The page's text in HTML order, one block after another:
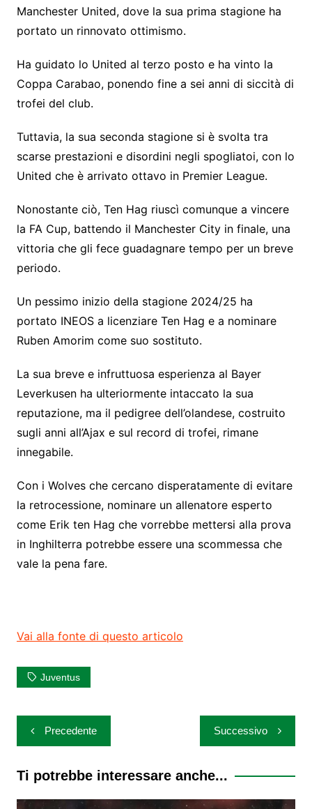
Manchester United, dove la sua prima stagione ha
portato un rinnovato ottimismo.
Ha guidato lo United al terzo posto e ha vinto la
Coppa Carabao, ponendo fine a sei anni di siccità di
trofei del club.
Tuttavia, la sua seconda stagione si è svolta tra
scarse prestazioni e disordini negli spogliatoi, con lo
United che è arrivato ottavo in Premier League.
Nonostante ciò, Ten Hag riuscì comunque a vincere
la FA Cup, battendo il Manchester City in finale, una
vittoria che gli fece guadagnare tempo per un breve
periodo.
Un pessimo inizio della stagione 2024/25 ha
portato INEOS a licenziare Ten Hag e a nominare
Ruben Amorim come suo sostituto.
La sua breve e infruttuosa esperienza al Bayer
Leverkusen ha ulteriormente intaccato la sua
reputazione, ma il pedigree dell’olandese, costruito
sugli anni all’Ajax e sul record di trofei, rimane
innegabile.
Con i Wolves che cercano disperatamente di evitare
la retrocessione, nominare un allenatore esperto
come Erik ten Hag che vorrebbe mettersi alla prova
in Inghilterra potrebbe essere una scommessa che
vale la pena fare.
Vai alla fonte di questo articolo
Juventus
Navigazione
articoli
Precedente Successivo
Ti potrebbe interessare anche...